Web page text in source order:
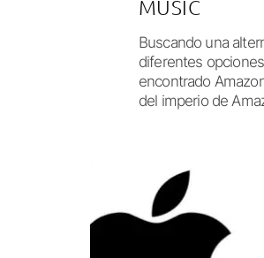
MUSIC
Buscando una
diferentes
encontrado
del imperio de